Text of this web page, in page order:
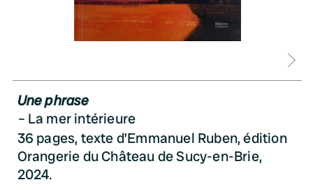
Une phrase
La mer intérieure
36 pages, texte d’Emmanuel Ruben, édition
Orangerie du Château de Sucy-en-Brie,
2024.